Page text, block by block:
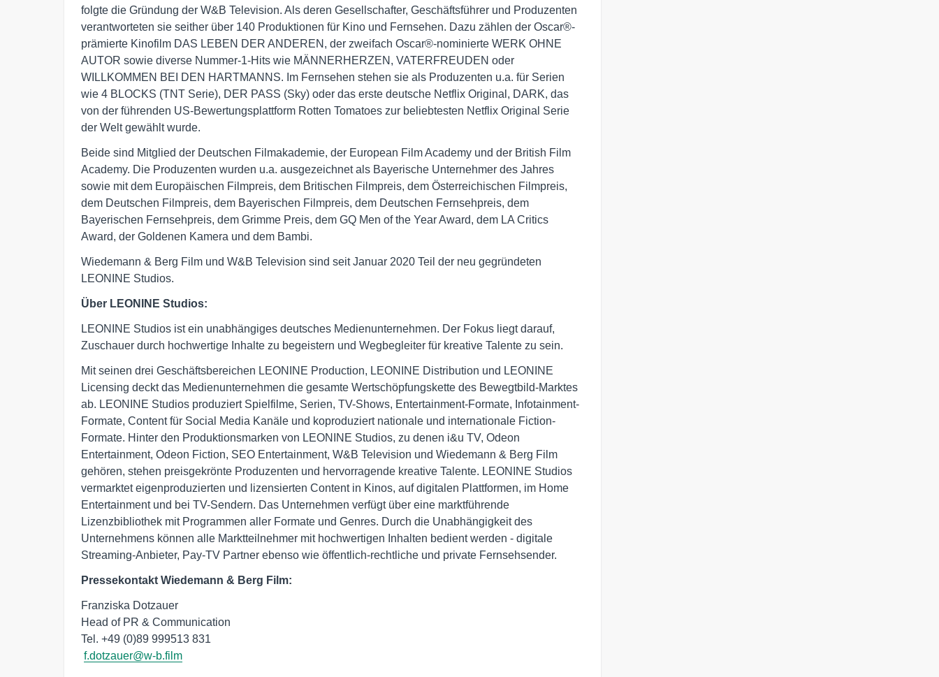
folgte die Gründung der W&B Television. Als deren Gesellschafter, Geschäftsführer und Produzenten
verantworteten sie seither über 140 Produktionen für Kino und Fernsehen. Dazu zählen der Oscar®-
prämierte Kinofilm DAS LEBEN DER ANDEREN, der zweifach Oscar®-nominierte WERK OHNE
AUTOR sowie diverse Nummer-1-Hits wie MÄNNERHERZEN, VATERFREUDEN oder
WILLKOMMEN BEI DEN HARTMANNS. Im Fernsehen stehen sie als Produzenten u.a. für Serien
wie 4 BLOCKS (TNT Serie), DER PASS (Sky) oder das erste deutsche Netflix Original, DARK, das
von der führenden US-Bewertungsplattform Rotten Tomatoes zur beliebtesten Netflix Original Serie
der Welt gewählt wurde.
Beide sind Mitglied der Deutschen Filmakademie, der European Film Academy und der British Film
Academy. Die Produzenten wurden u.a. ausgezeichnet als Bayerische Unternehmer des Jahres
sowie mit dem Europäischen Filmpreis, dem Britischen Filmpreis, dem Österreichischen Filmpreis,
dem Deutschen Filmpreis, dem Bayerischen Filmpreis, dem Deutschen Fernsehpreis, dem
Bayerischen Fernsehpreis, dem Grimme Preis, dem GQ Men of the Year Award, dem LA Critics
Award, der Goldenen Kamera und dem Bambi.
Wiedemann & Berg Film und W&B Television sind seit Januar 2020 Teil der neu gegründeten
LEONINE Studios.
Über LEONINE Studios:
LEONINE Studios ist ein unabhängiges deutsches Medienunternehmen. Der Fokus liegt darauf,
Zuschauer durch hochwertige Inhalte zu begeistern und Wegbegleiter für kreative Talente zu sein.
Mit seinen drei Geschäftsbereichen LEONINE Production, LEONINE Distribution und LEONINE
Licensing deckt das Medienunternehmen die gesamte Wertschöpfungskette des Bewegtbild-Marktes
ab. LEONINE Studios produziert Spielfilme, Serien, TV-Shows, Entertainment-Formate, Infotainment-
Formate, Content für Social Media Kanäle und koproduziert nationale und internationale Fiction-
Formate. Hinter den Produktionsmarken von LEONINE Studios, zu denen i&u TV, Odeon
Entertainment, Odeon Fiction, SEO Entertainment, W&B Television und Wiedemann & Berg Film
gehören, stehen preisgekrönte Produzenten und hervorragende kreative Talente. LEONINE Studios
vermarktet eigenproduzierten und lizensierten Content in Kinos, auf digitalen Plattformen, im Home
Entertainment und bei TV-Sendern. Das Unternehmen verfügt über eine marktführende
Lizenzbibliothek mit Programmen aller Formate und Genres. Durch die Unabhängigkeit des
Unternehmens können alle Marktteilnehmer mit hochwertigen Inhalten bedient werden - digitale
Streaming-Anbieter, Pay-TV Partner ebenso wie öffentlich-rechtliche und private Fernsehsender.
Pressekontakt Wiedemann & Berg Film:
Franziska Dotzauer
Head of PR & Communication
Tel. +49 (0)89 999513 831
f.dotzauer@w-b.film